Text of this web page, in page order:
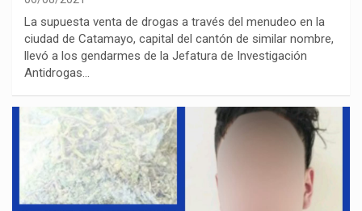
La supuesta venta de drogas a través del menudeo en la
ciudad de Catamayo, capital del cantón de similar nombre,
llevó a los gendarmes de la Jefatura de Investigación
Antidrogas…